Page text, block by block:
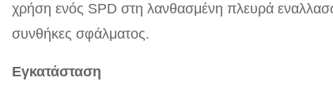
χρήση ενός SPD στη λανθασμένη πλευρά
συνθήκες σφάλματος.
Εγκατάσταση